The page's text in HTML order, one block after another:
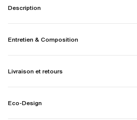
Description
Entretien & Composition
Livraison et retours
Eco-Design